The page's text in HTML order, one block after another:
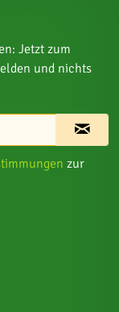
Jetzt zum
und nichts
zur